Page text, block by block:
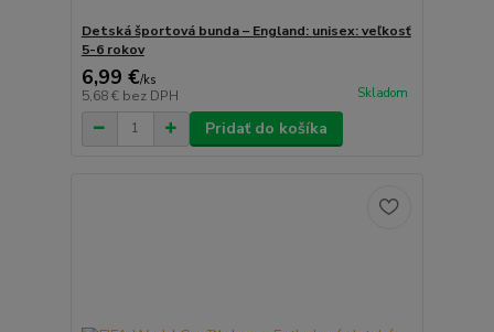
Detská športová bunda – England: unisex: veľkosť
5-6 rokov
6,99 €/ks
5,68 € bez DPH Skladom
Pridať do košíka